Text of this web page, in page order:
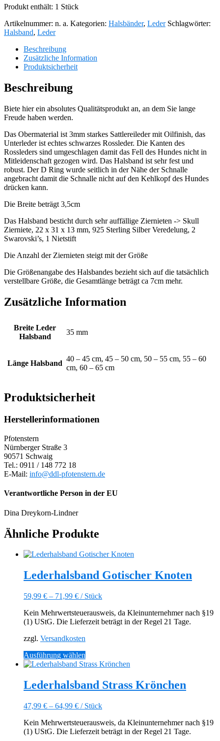
Produkt enthält: 1 Stück
Artikelnummer: n. a. Kategorien: Halsbänder, Leder Schlagwörter:
Halsband, Leder
Beschreibung
Zusätzliche Information
Produktsicherheit
Beschreibung
Biete hier ein absolutes Qualitätsprodukt an, an dem Sie lange
Freude haben werden.
Das Obermaterial ist 3mm starkes Sattlereileder mit Oilfinish, das
Unterleder ist echtes schwarzes Rossleder. Die Kanten des
Rossleders sind umgeschlagen damit das Fell des Hundes nicht in
Mitleidenschaft gezogen wird. Das Halsband ist sehr fest und
robust. Der D Ring wurde seitlich in der Nähe der Schnalle
angebracht damit die Schnalle nicht auf den Kehlkopf des Hundes
drücken kann.
Die Breite beträgt 3,5cm
Das Halsband besticht durch sehr auffällige Ziernieten -> Skull
Zierniete, 22 x 31 x 13 mm, 925 Sterling Silber Veredelung, 2
Swarovski’s, 1 Nietstift
Die Anzahl der Ziernieten steigt mit der Größe
Die Größenangabe des Halsbandes bezieht sich auf die tatsächlich
verstellbare Größe, die Gesamtlänge beträgt ca 7cm mehr.
Zusätzliche Information
Breite Leder
Halsband
35 mm
Länge Halsband
40 – 45 cm, 45 – 50 cm, 50 – 55 cm, 55 – 60
cm, 60 – 65 cm
Produktsicherheit
Herstellerinformationen
Pfotenstern
Nürnberger Straße 3
90571 Schwaig
Tel.: 0911 / 148 772 18
E-Mail: info@ddl-pfotenstern.de
Verantwortliche Person in der EU
Dina Dreykorn-Lindner
Ähnliche Produkte
Lederhalsband Gotischer Knoten
59,99 € – 71,99 € / Stück
Kein Mehrwertsteuerausweis, da Kleinunternehmer nach §19
(1) UStG. Die Lieferzeit beträgt in der Regel 21 Tage.
zzgl. Versandkosten
Ausführung wählen
Produkt
mehrere
Varianten
Die
können
auf
Lederhalsband Strass Krönchen
47,99 € – 64,99 € / Stück
Kein Mehrwertsteuerausweis, da Kleinunternehmer nach §19
(1) UStG. Die Lieferzeit beträgt in der Regel 21 Tage.